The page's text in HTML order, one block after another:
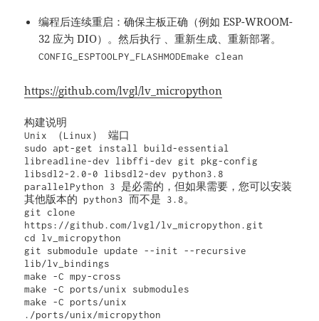
编程后连续重启：确保主板正确（例如 ESP-WROOM-
32 应为 DIO）。然后执行 、重新生成、重新部署。
CONFIG_ESPTOOLPY_FLASHMODEmake clean
https://github.com/lvgl/lv_micropython
构建说明
Unix （Linux） 端口
sudo apt-get install build-essential
libreadline-dev libffi-dev git pkg-config
libsdl2-2.0-0 libsdl2-dev python3.8
parallelPython 3 是必需的，但如果需要，您可以安装
其他版本的 python3 而不是 3.8。
git clone
https://github.com/lvgl/lv_micropython.git
cd lv_micropython
git submodule update --init --recursive
lib/lv_bindings
make -C mpy-cross
make -C ports/unix submodules
make -C ports/unix
./ports/unix/micropython